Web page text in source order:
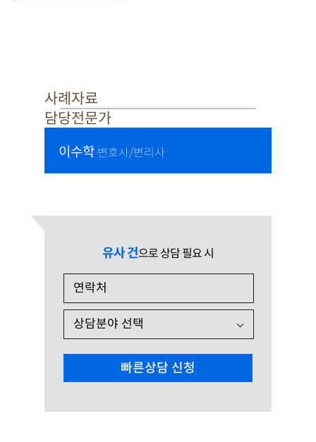
사례자료
담당전문가
이수학 변호사/변리사
유사 건으로 상담 필요 시